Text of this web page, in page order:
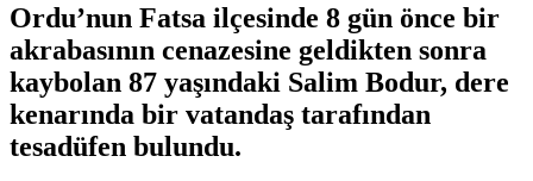
Ordu’nun Fatsa ilçesinde 8 gün önce bir
akrabasının cenazesine geldikten sonra
kaybolan 87 yaşındaki Salim Bodur, dere
kenarında bir vatandaş tarafından
tesadüfen bulundu.